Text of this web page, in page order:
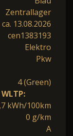
Zentrallager
13.08.2026
cen1383193
Elektro
Pkw
4 (Green)
kWh/100km
0 g/km
A